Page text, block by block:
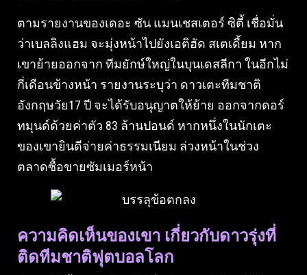
ตามรายงานของเดอะ ซัน แมนเชสเตอร์ ซิตี้ เชื่อมั่น
ว่าเบลลิงแฮม จะมุ่งหน้าไปยังเอติฮัด สเตเดี้ยม หาก
เขาย้ายออกจาก ทีมยักษ์ใหญ่ในบุนเดสลีกา ในอีกไม่
กี่เดือนข้างหน้า รายงานระบุว่า ดาวเตะทีมชาติ
อังกฤษวัย17 ปี จะได้รับอนุญาตให้ย้าย ออกจากดอร์
ทมุนด์ด้วยค่าตัว 83 ล้านปอนด์ หากหนึ่งในนักเตะ
ของเขายินดีจ่ายค่าธรรมเนียม ล่วงหน้าในช่วง
ตลาดซื้อขายซัมเมอร์หน้า
ความคิดเห็นของเขา เกี่ยวกับดาวรุ่งที่
ติดทีมชาติฟุตบอลโลก